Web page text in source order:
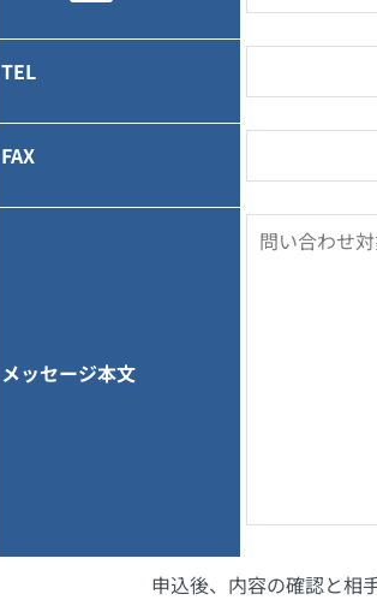
TEL
FAX
メッセージ本文
申込後、内容の確認と相